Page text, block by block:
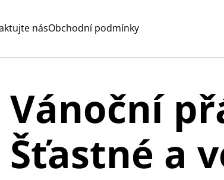
násObchodní podmínky
Vánoční
Šťastné a